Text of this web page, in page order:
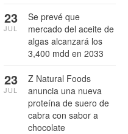
Se prevé que
mercado del aceite de
algas alcanzará los
3,400 mdd en 2033
23
JUL
Z Natural Foods
anuncia una nueva
proteína de suero de
cabra con sabor a
chocolate
23
JUL